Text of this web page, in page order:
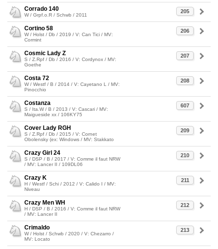
205
Corrado 140
W / Grpf.o.R / Schwb / 2011
206
Cortino 58
W / Holst / Db / 2019 / V: Can Tici / MV:
Cormint
207
Cosmic Lady Z
S / Z.Rpf / Db / 2016 / V: Cordynox / MV:
Goethe
208
Costa 72
W / Westf / B / 2014 / V: Cayetano L / MV:
Pinocchio
607
Costanza
S / Ita.W / B / 2013 / V: Cascari / MV:
Maigueside xx / 106KY75
209
Cover Lady RGH
S / Z.Rpf / Db / 2015 / V: Cornet
Obolensky (ex: Windows / MV: Stakkato
210
Crazy Girl 24
S / DSP / B / 2017 / V: Comme il faut NRW
/ MV: Lancer II / 109DL06
211
Crazy K
H / Westf / Schi / 2012 / V: Calido I / MV:
Niveau
212
Crazy Men WH
H / DSP / B / 2016 / V: Comme il faut NRW
/ MV: Lancer II
213
Crimaldo
W / Holst / Schwb / 2020 / V: Chezarro /
MV: Locato